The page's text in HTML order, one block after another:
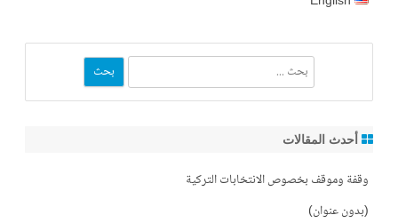
أحدث المقالات
وقفة وموقف بخصوص الانتخابات التركية
(بدون عنوان)